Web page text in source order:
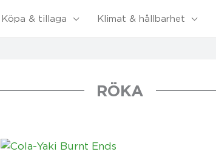
Köpa & tillaga Klimat & hållbarhet
RÖKA